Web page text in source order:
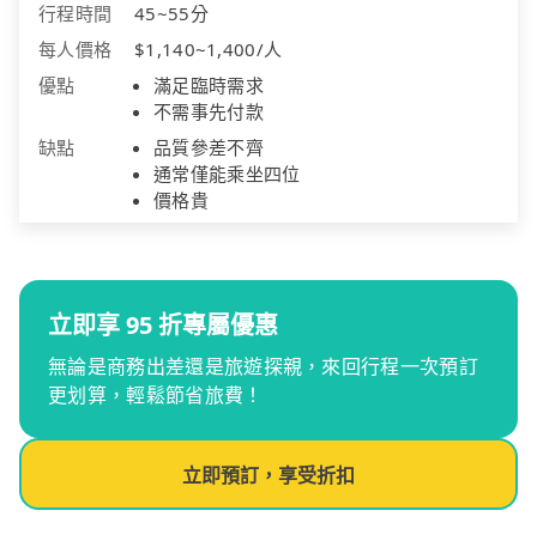
行程時間
45~55分
每人價格
$1,140~1,400/人
優點
滿足臨時需求
不需事先付款
缺點
品質參差不齊
通常僅能乘坐四位
價格貴
立即享 95 折專屬優惠
無論是商務出差還是旅遊探親，來回行程一次預訂
更划算，輕鬆節省旅費！
立即預訂，享受折扣